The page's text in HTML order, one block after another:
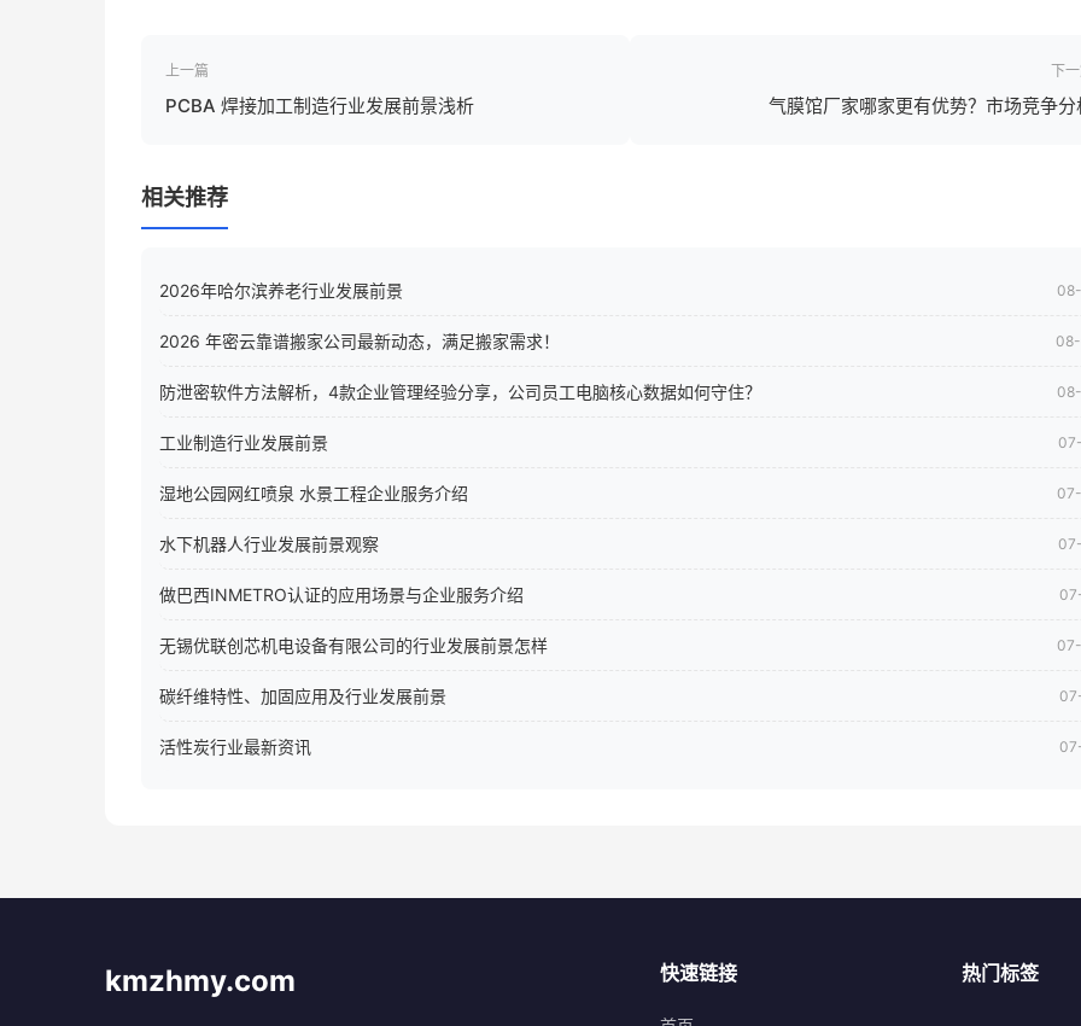
上一篇
PCBA 焊接加工制造行业发展前景浅析
下
气膜馆厂家哪家更有优势？市场竞争分
相关推荐
2026年哈尔滨养老行业发展前景
2026 年密云靠谱搬家公司最新动态，满足搬家需求！
防泄密软件方法解析，4款企业管理经验分享，公司员工电脑核心数据如何守住？
工业制造行业发展前景
湿地公园网红喷泉 水景工程企业服务介绍
水下机器人行业发展前景观察
做巴西INMETRO认证的应用场景与企业服务介绍
无锡优联创芯机电设备有限公司的行业发展前景怎样
碳纤维特性、加固应用及行业发展前景
活性炭行业最新资讯
kmzhmy.com 快速链接 热门标签